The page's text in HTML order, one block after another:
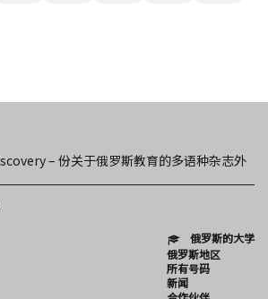
– 份关于俄罗斯教育的多语种杂志外
俄罗斯的大学
俄罗斯地区
所有号码
新闻